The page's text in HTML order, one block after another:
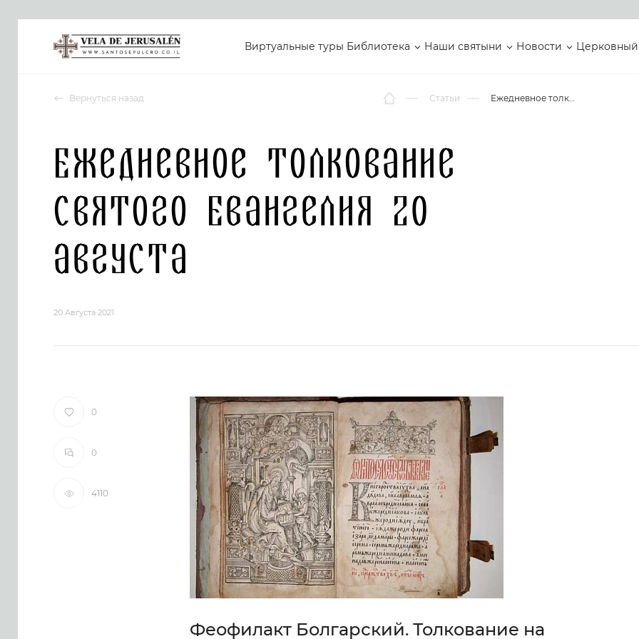
Виртуальные туры Библиотека Наши святыни Новости Церковный
Вернуться назад Статьи Ежедневное толкование Святого Евангелия 20 августа
Ежедневное толкование
Святого Евангелия 20
августа
20 Августа 2021
0
0
4110
Феофилакт Болгарский. Толкование на